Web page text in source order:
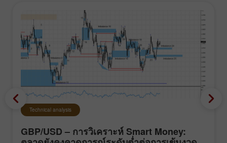
Technical analysis
GBP/USD – การวิเคราะห์ Smart Money: